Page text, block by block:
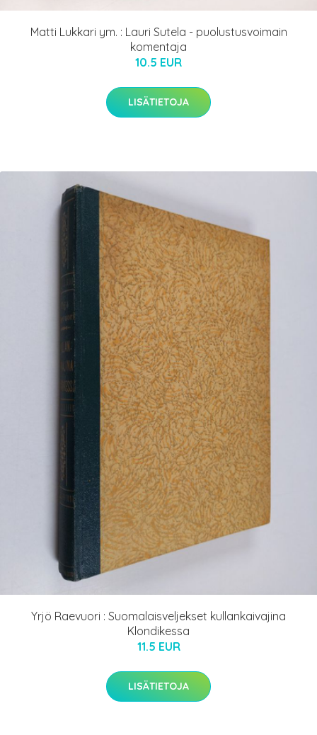
Matti Lukkari ym. : Lauri Sutela - puolustusvoimain
komentaja
10.5 EUR
LISÄTIETOJA
Yrjö Raevuori : Suomalaisveljekset kullankaivajina
Klondikessa
11.5 EUR
LISÄTIETOJA